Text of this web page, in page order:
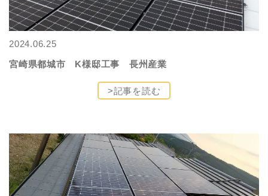
2024.06.25
宮崎県都城市 K様邸工事 長州産業
>記事を読む